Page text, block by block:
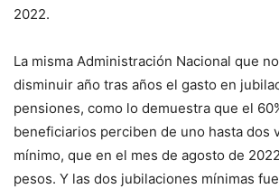
2022.
La misma Administración Nacional que
disminuir año tras años el gasto en
pensiones, como lo demuestra que el
beneficiarios perciben de uno hasta dos
mínimo, que en el mes de agosto de
pesos. Y las dos jubilaciones mínimas